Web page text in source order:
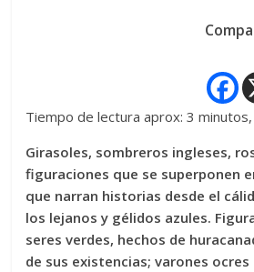
Tiempo de lectura aprox: 3
Girasoles, sombreros ingleses,
figuraciones que se superponen
que narran historias desde el
los lejanos y gélidos azules.
seres verdes, hechos de
de sus existencias; varones